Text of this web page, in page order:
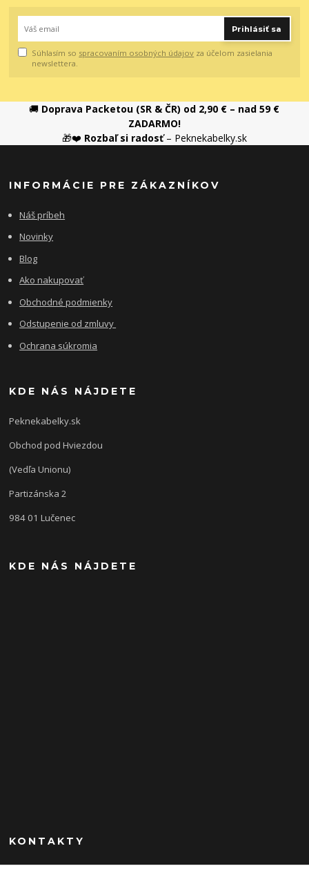
Prihlásiť sa
Súhlasím so spracovaním osobných údajov za účelom zasielania
newslettera.
🚚 Doprava Packetou (SR & ČR) od 2,90 € – nad 59 €
ZADARMO!
🎁❤️ Rozbaľ si radosť– Peknekabelky.sk
INFORMÁCIE PRE ZÁKAZNÍKOV
Náš príbeh
Novinky
Blog
Ako nakupovať
Obchodné podmienky
Odstupenie od zmluvy
Ochrana súkromia
KDE NÁS NÁJDETE
Peknekabelky.sk
Obchod pod Hviezdou
(Vedľa Unionu)
Partizánska 2
984 01 Lučenec
KDE NÁS NÁJDETE
KONTAKTY